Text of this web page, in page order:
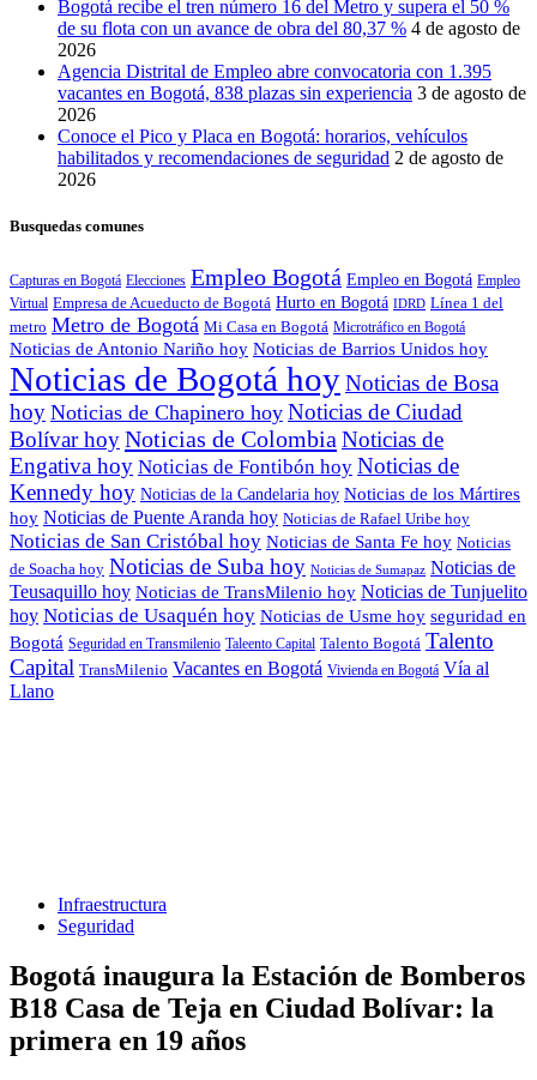
Bogotá recibe el tren número 16 del Metro y supera el 50 %
de su flota con un avance de obra del 80,37 % 4 de agosto de
2026
Agencia Distrital de Empleo abre convocatoria con 1.395
vacantes en Bogotá, 838 plazas sin experiencia 3 de agosto de
2026
Conoce el Pico y Placa en Bogotá: horarios, vehículos
habilitados y recomendaciones de seguridad 2 de agosto de
2026
Busquedas comunes
Capturas en Bogotá Elecciones Empleo Bogotá Empleo en Bogotá Empleo
Virtual Empresa de Acueducto de Bogotá Hurto en Bogotá IDRD Línea 1 del
metro Metro de Bogotá Mi Casa en Bogotá Microtráfico en Bogotá
Noticias de Antonio Nariño hoy Noticias de Barrios Unidos hoy
Noticias de Bogotá hoyNoticias de Bosa
hoy Noticias de Chapinero hoy Noticias de Ciudad
Bolívar hoyNoticias de Colombia Noticias de
Engativa hoy Noticias de Fontibón hoy Noticias de
Kennedy hoy Noticias de la Candelaria hoy Noticias de los Mártires
hoy Noticias de Puente Aranda hoy Noticias de Rafael Uribe hoy
Noticias de San Cristóbal hoy Noticias de Santa Fe hoy Noticias
de Soacha hoy Noticias de Suba hoy Noticias de Sumapaz Noticias de
Teusaquillo hoy Noticias de TransMilenio hoy Noticias de Tunjuelito
hoy Noticias de Usaquén hoy Noticias de Usme hoy seguridad en
Bogotá Seguridad en Transmilenio Taleento Capital Talento Bogotá Talento
Capital TransMilenio Vacantes en Bogotá Vivienda en Bogotá Vía al
Llano
Infraestructura
Seguridad
Bogotá inaugura la Estación de Bomberos
B18 Casa de Teja en Ciudad Bolívar: la
primera en 19 años